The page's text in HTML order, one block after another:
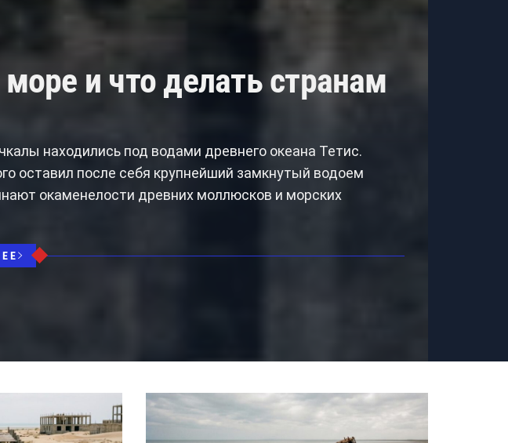
и что делать странам
находились под водами древнего океана Тетис.
оставил после себя крупнейший замкнутый водоем
окаменелости древних моллюсков и морских